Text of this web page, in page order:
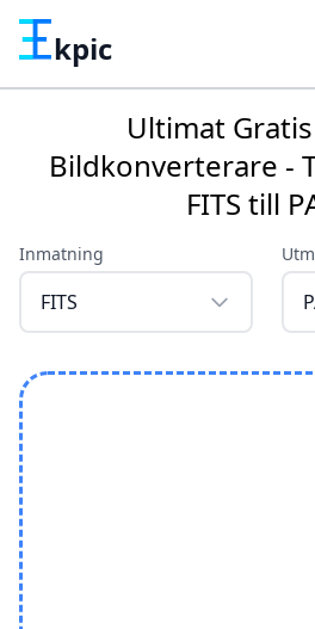
kpic
Ultimat
Bildkonverterare -
FITS till
Inmatning
FITS